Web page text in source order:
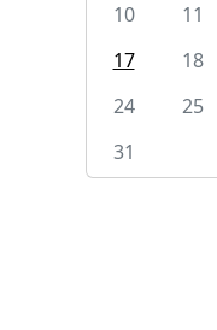
10
11
17
18
24
25
31